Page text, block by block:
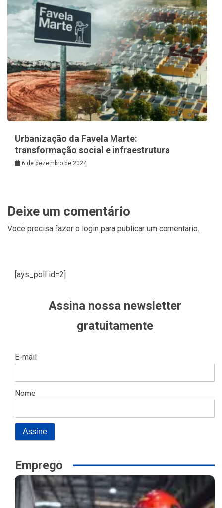
Urbanização da Favela Marte:
transformação social e infraestrutura
6 de dezembro de 2024
Deixe um comentário
Você precisa fazer o login para publicar um comentário.
[ays_poll id=2]
Assina nossa newsletter
gratuitamente
E-mail
Nome
Emprego